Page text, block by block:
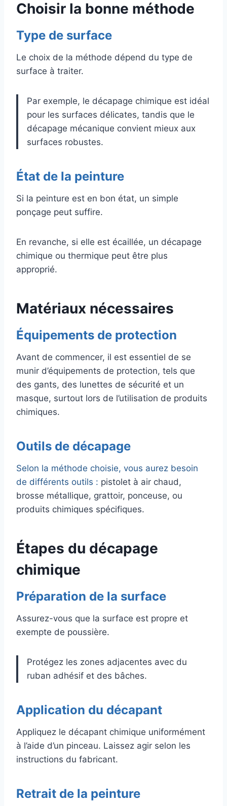
Choisir la bonne méthode
Type de surface
Le choix de la méthode dépend du type de
surface à traiter.
Par exemple, le décapage chimique est idéal
pour les surfaces délicates, tandis que le
décapage mécanique convient mieux aux
surfaces robustes.
État de la peinture
Si la peinture est en bon état, un simple
ponçage peut suffire.
En revanche, si elle est écaillée, un décapage
chimique ou thermique peut être plus
approprié.
Matériaux nécessaires
Équipements de protection
Avant de commencer, il est essentiel de se
munir d’équipements de protection, tels que
des gants, des lunettes de sécurité et un
masque, surtout lors de l’utilisation de produits
chimiques.
Outils de décapage
Selon la méthode choisie, vous aurez besoin
de différents outils : pistolet à air chaud,
brosse métallique, grattoir, ponceuse, ou
produits chimiques spécifiques.
Étapes du décapage
chimique
Préparation de la surface
Assurez-vous que la surface est propre et
exempte de poussière.
Protégez les zones adjacentes avec du
ruban adhésif et des bâches.
Application du décapant
Appliquez le décapant chimique uniformément
à l’aide d’un pinceau. Laissez agir selon les
instructions du fabricant.
Retrait de la peinture